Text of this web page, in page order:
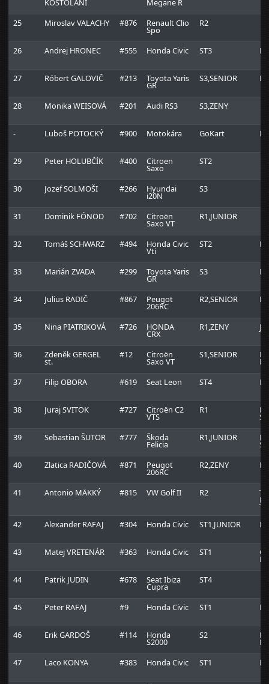
KOSTOLÁNI Megane R
25 Miroslav VALACHY #876 Renault Clio
Spo
R2
26 Andrej HRONEC #555 Honda Civic ST3
27 Róbert GALOVIČ #213 Toyota Yaris
GR
S3,SENIOR
28 Monika WEISOVÁ #201 Audi RS3 S3,ZENY
- Luboš POTOCKÝ #900 Motokára GoKart
29 Peter HOLUBČÍK #400 Citroen
Saxo
ST2
30 Jozef SOLMOŠI #266 Hyundai
i20N
S3
31 Dominik FÓNOD #702 Citroën
Saxo VT
R1,JUNIOR
32 Tomáš SCHWARZ #494 Honda Civic
Vti
ST2
33 Marián ZVADA #299 Toyota Yaris
GR
S3
34 Julius RADIČ #867 Peugot
206RC
R2,SENIOR
35 Nina PIATRIKOVÁ #726 HONDA
CRX
R1,ZENY
36
Zdeněk GERGEL
st.
#12 Citroën
Saxo VT
S1,SENIOR
37
Filip OBORA #619 Seat Leon ST4
38 Juraj SVITOK #727 Citroën C2
VTS
R1
39
Sebastian ŠUTOR #777 Škoda
Felicia
R1,JUNIOR
40
Zlatica RADIČOVÁ #871 Peugot
206RC
R2,ZENY
41 Antonio MÄKKÝ #815 VW Golf II R2
42
Alexander RAFAJ #304 Honda Civic ST1,JUNIOR
43 Matej VRETENÁR #363 Honda Civic ST1
44
Patrik JUDIN #678 Seat Ibiza
Cupra
ST4
45 Peter RAFAJ #9 Honda Civic ST1
46 Erik GARDOŠ #114 Honda
S2000
S2
47
Laco KONYA #383 Honda Civic ST1